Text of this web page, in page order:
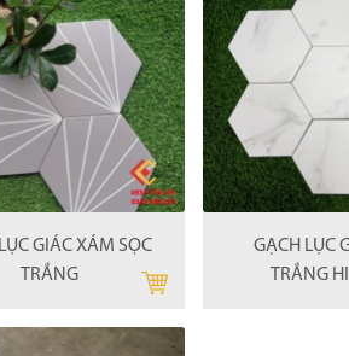
GIÁC XÁM SỌC
TRẮNG
GẠCH LỤC
TRẮNG